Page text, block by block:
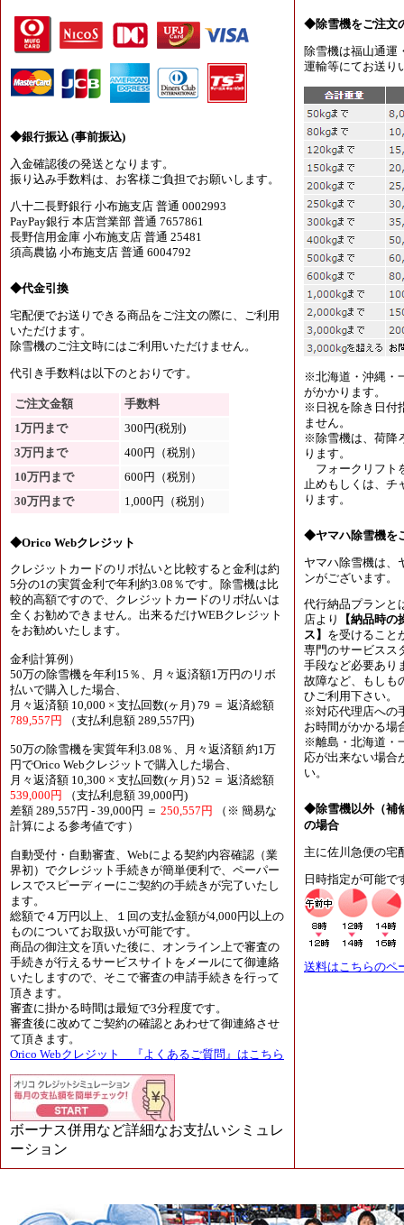
◆銀行振込 (事前振込)
入金確認後の発送となります。
振り込み手数料は、お客様ご負担でお願いします。
八十二長野銀行 小布施支店 普通 0002993
PayPay銀行 本店営業部 普通 7657861
長野信用金庫 小布施支店 普通 25481
須高農協 小布施支店 普通 6004792
◆代金引換
宅配便でお送りできる商品をご注文の際に、ご利用
いただけます。
除雪機のご注文時にはご利用いただけません。
代引き手数料は以下のとおりです。
ご注文金額
手数料
1万円まで
300円(税別)
3万円まで
400円（税別）
10万円まで
600円（税別）
30万円まで
1,000円（税別）
◆Orico Webクレジット
クレジットカードのリボ払いと比較すると金利は約
5分の1の実質金利で年利約3.08％です。除雪機は比
較的高額ですので、クレジットカードのリボ払いは
全くお勧めできません。出来るだけWEBクレジット
をお勧めいたします。
金利計算例）
50万の除雪機を年利15％、月々返済額1万円のリボ
払いで購入した場合、
月々返済額 10,000 × 支払回数(ヶ月) 79 ＝ 返済総額
789,557円
（支払利息額 289,557円)
50万の除雪機を実質年利3.08％、月々返済額 約1万
円でOrico Webクレジットで購入した場合、
月々返済額 10,300 × 支払回数(ヶ月) 52 ＝ 返済総額
539,000円
（支払利息額 39,000円)
差額 289,557円 - 39,000円 ＝ 250,557円
（※ 簡易な
計算による参考値です）
自動受付・自動審査、Webによる契約内容確認（業
界初）でクレジット手続きが簡単便利で、ペーパー
レスでスピーディーにご契約の手続きが完了いたし
ます。
総額で４万円以上、１回の支払金額が4,000円以上の
ものについてお取扱いが可能です。
商品の御注文を頂いた後に、オンライン上で審査の
手続きが行えるサービスサイトをメールにて御連絡
いたしますので、そこで審査の申請手続きを行って
頂きます。
審査に掛かる時間は最短で3分程度です。
審査後に改めてご契約の確認とあわせて御連絡させ
て頂きます。
Orico Webクレジット 『よくあるご質問』はこちら
ボーナス併用など詳細なお支払いシミュレ
ーション
◆除雪機をご注文
除雪機は福山通運
運輸等にてお送り
※北海道・沖縄・
がかかります。
※日祝を除き日付
ません。
※除雪機は、荷降
ります。
フォークリフト
止めもしくは、チ
ります。
◆ヤマハ除雪機を
ヤマハ除雪機は、
ンがございます。
代行納品プランと
店より
【納品時
ス】 を受けること
専門のサービスス
手段など必要あり
故障など、もしも
ひご利用下さい。
※対応代理店への
お時間がかかる場
※離島・北海道・
応が出来ない場合
い。
◆除雪機以外（補
の場合
主に佐川急便の宅
日時指定が可能で
送料はこちらのペ